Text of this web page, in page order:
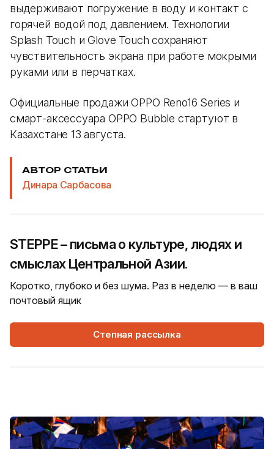
выдерживают погружение в воду и контакт с
горячей водой под давлением. Технологии
Splash Touch и Glove Touch сохраняют
чувствительность экрана при работе мокрыми
руками или в перчатках.
Официальные продажи OPPO Reno16 Series и
смарт-аксессуара OPPO Bubble стартуют в
Казахстане 13 августа.
АВТОР СТАТЬИ
Динара Сарбасова
STEPPE – письма о культуре, людях и
смыслах Центральной Азии.
Коротко, глубоко и без шума. Раз в неделю — в ваш
почтовый ящик
Степная рассылка